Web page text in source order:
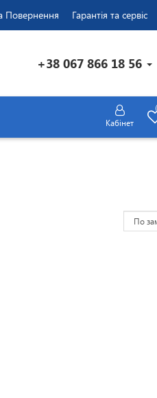
Повернення Гарантія та сервіс
+38 067 866 18 56
Кабінет